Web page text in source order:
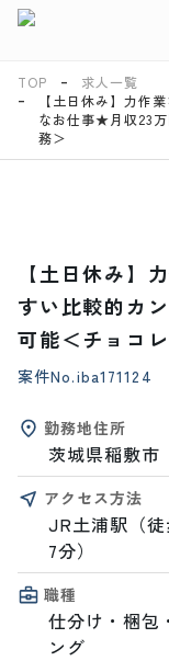
TOP
求人一覧
【土日休み】力作
なお仕事★月収23
務＞
【土日休み】
すい比較的カ
可能＜チョコ
案件No.iba171124
勤務地住所
茨城県稲敷市
アクセス方法
JR土浦駅（
7分）
職種
仕分け・梱包
ング